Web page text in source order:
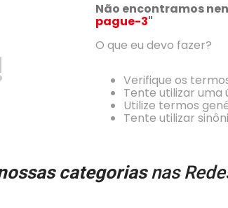
Não encontramos
pague-3"
O que eu devo fazer?
Verifique os
Tente utilizar uma
Utilize termos
Tente utilizar
categoriasnas